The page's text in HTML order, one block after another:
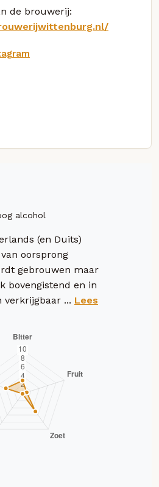
de brouwerij:
alcohol
(en Duits)
oorsprong
gebrouwen maar
bovengistend en in
... Lees